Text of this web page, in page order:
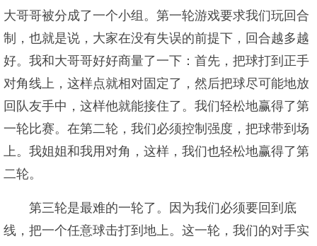
大哥哥被分成了一个小组。第一轮游戏要求我们玩回合
制，也就是说，大家在没有失误的前提下，回合越多越
好。我和大哥哥好好商量了一下：首先，把球打到正手
对角线上，这样点就相对固定了，然后把球尽可能地放
回队友手中，这样他就能接住了。我们轻松地赢得了第
一轮比赛。在第二轮，我们必须控制强度，把球带到场
上。我姐姐和我用对角，这样，我们也轻松地赢得了第
二轮。
第三轮是最难的一轮了。因为我们必须要回到底
线，把一个任意球击打到地上。这一轮，我们的对手实